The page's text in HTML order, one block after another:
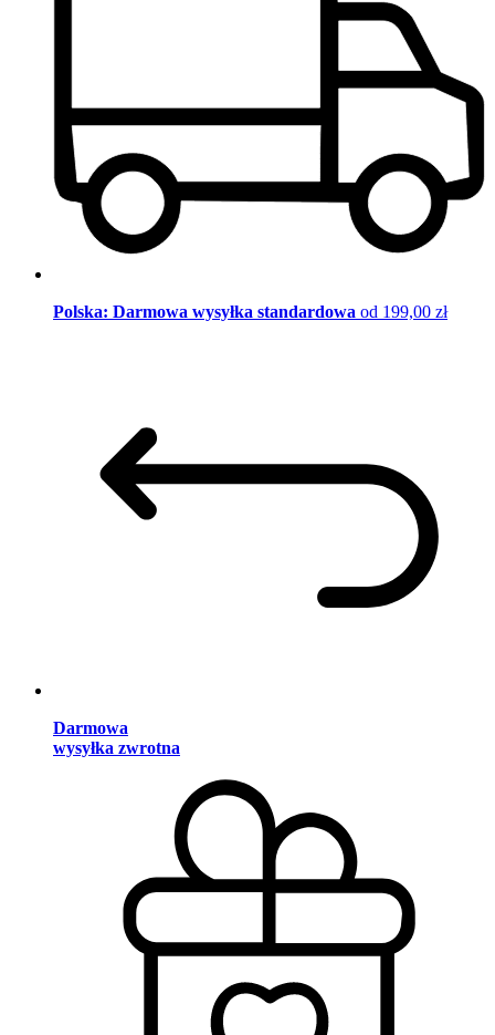
Polska: Darmowa wysyłka standardowa od 199,00 zł
Darmowa
wysyłka zwrotna